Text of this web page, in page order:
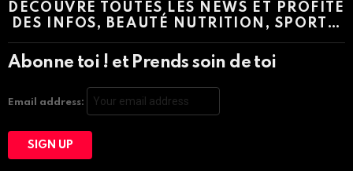
DÉCOUVRE TOUTES LES NEWS ET PROFITE
DES INFOS, BEAUTÉ NUTRITION, SPORT…
Abonne toi ! et Prends soin de toi
Email address: